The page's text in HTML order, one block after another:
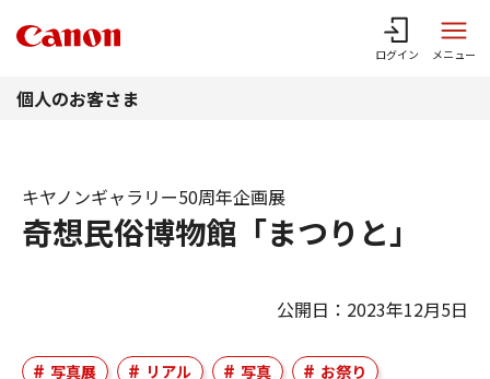
ログイン メニュー
個人のお客さま
奇想民俗博物館「まつりと」
キヤノンギャラリー50周年企画展
公開日：2023年12月5日
写真展 リアル 写真
お祭り